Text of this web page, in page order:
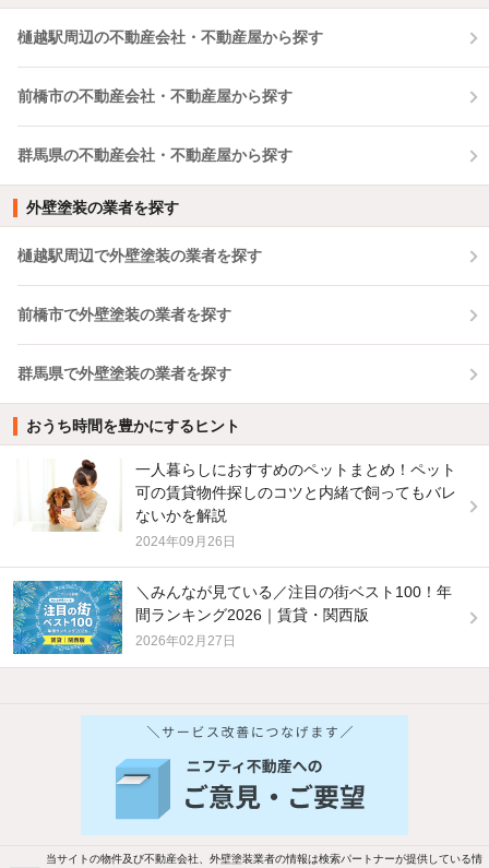
樋越駅周辺の不動産会社・不動産屋から探す
前橋市の不動産会社・不動産屋から探す
群馬県の不動産会社・不動産屋から探す
外壁塗装の業者を探す
樋越駅周辺で外壁塗装の業者を探す
前橋市で外壁塗装の業者を探す
群馬県で外壁塗装の業者を探す
おうち時間を豊かにするヒント
一人暮らしにおすすめのペットまとめ！ペット
可の賃貸物件探しのコツと内緒で飼ってもバレ
ないかを解説
2024年09月26日
＼みんなが見ている／注目の街ベスト100！年
間ランキング2026｜賃貸・関西版
2026年02月27日
他の人はこんな条件で絞り込んでいます！
バス・トイレ別 2階以上
駐車場あり ペット相談
当サイトの物件及び不動産会社、外壁塗装業者の情報は検索パートナーが提供している情